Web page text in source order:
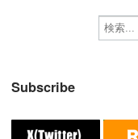
Subscribe